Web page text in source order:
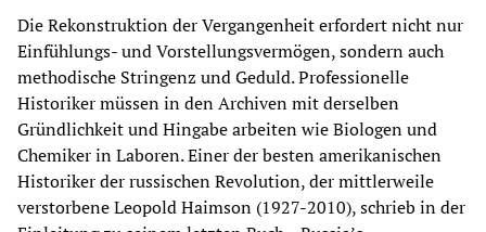
Die Rekonstruktion der Vergangenheit erfordert nicht nur
Einfühlungs- und Vorstellungsvermögen, sondern auch
methodische Stringenz und Geduld. Professionelle
Historiker müssen in den Archiven mit derselben
Gründlichkeit und Hingabe arbeiten wie Biologen und
Chemiker in Laboren. Einer der besten amerikanischen
Historiker der russischen Revolution, der mittlerweile
verstorbene Leopold Haimson (1927-2010), schrieb in der